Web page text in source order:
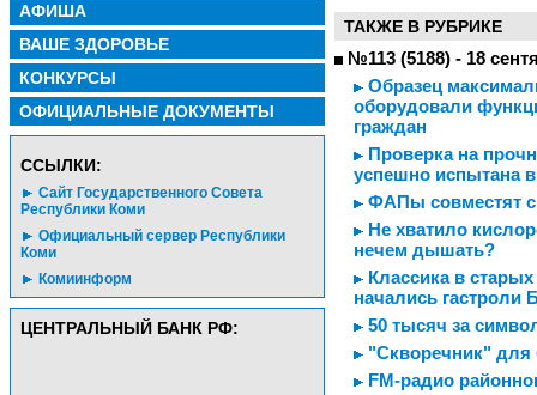
АФИША
ВАШЕ ЗДОРОВЬЕ
КОНКУРСЫ
ОФИЦИАЛЬНЫЕ ДОКУМЕНТЫ
CСЫЛКИ:
Сайт Государственного Совета
Республики Коми
Официальный сервер Республики
Коми
Комиинформ
ЦЕНТРАЛЬНЫЙ БАНК РФ:
ТАКЖЕ В РУБРИКЕ
№113 (5188) - 18
Образец
оборудовали
граждан
Проверка на
успешно испытана
ФАПы совместят
Не хватило
нечем дышать?
Классика в
начались гастроли
50 тысяч за
"Скворечник" для
FM-радио